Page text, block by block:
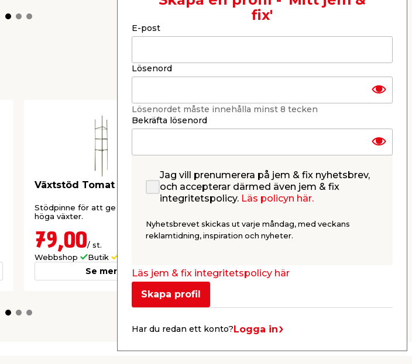
Växtstöd Tomat 150 cm
Stödpinne för att ge stöd åt
höga växter.
79,00/ st.
Webbshop
Butik
Se mer
Spaljé Kon 120 cm
249,00
Se mer
fix'
E-post
Lösenord
Lösenordet måste innehålla minst 8 tecken
Bekräfta lösenord
Jag vill prenumerera på jem & fix nyhetsbrev,
och accepterar därmed även jem & fix
integritetspolicy. Läs policyn här.
Nyhetsbrevet skickas ut varje måndag, med veckans
reklamtidning, inspiration och nyheter.
Läs jem & fix integritetspolicy här
Skapa profil
Har du redan ett konto?Logga in